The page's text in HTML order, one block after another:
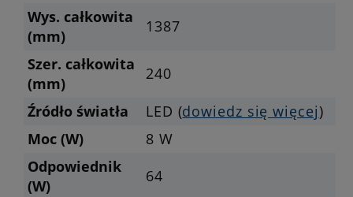
Wys. całkowita
(mm)
1387
Szer. całkowita
(mm)
240
Źródło światła
LED (dowiedz się więcej)
Moc (W)
8 W
Odpowiednik
(W)
64